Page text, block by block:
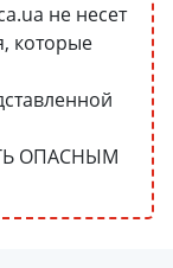
не несет
которые
ОПАСНЫМ